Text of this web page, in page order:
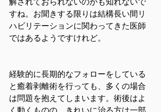
解されておられないのかも知れないで
すね。お聞きする限りは結構長い間リ
ハビリテーションに関わってきた医師
ではあるようですけれど。
経験的に長期的なフォローをしている
と癒着剥離術を行っても、多くの場合
は問題を抱えてしまいます。術後はよ